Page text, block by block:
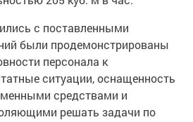
с поставленными
были продемонстрированы
персонала к
ситуации, оснащенность
средствами и
решать задачи по